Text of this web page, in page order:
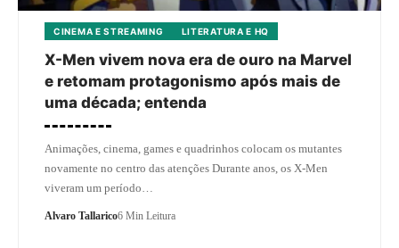
CINEMA E STREAMING LITERATURA E HQ
X-Men vivem nova era de ouro na Marvel
e retomam protagonismo após mais de
uma década; entenda
Animações, cinema, games e quadrinhos colocam os mutantes
novamente no centro das atenções Durante anos, os X-Men
viveram um período…
Alvaro Tallarico6 Min Leitura